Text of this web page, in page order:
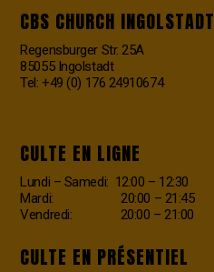
CBS CHURCH INGOLSTADT
Regensburger Str. 25A
85055 Ingolstadt
Tel: +49 (0) 176 24910674
CULTE EN LIGNE
Lundi – Samedi: 12:00 – 12:30
Mardi: 20:00 – 21:45
Vendredi: 20:00 – 21:00
CULTE EN PRÉSENTIEL